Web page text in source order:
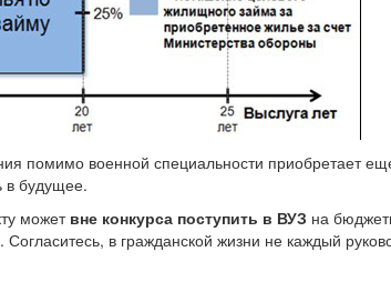
помимо военной специальности приобретает
в будущее.
может вне конкурса поступить в ВУЗ на
в гражданской жизни не каждый